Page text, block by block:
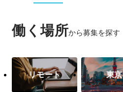
働く場所から募集を探す
リモート 東京